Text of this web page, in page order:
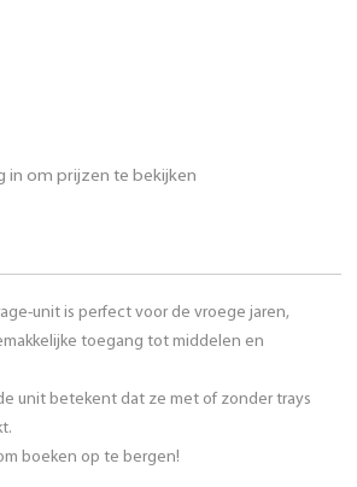
in om prijzen te bekijken
unit is perfect voor de vroege jaren,
toegang tot middelen en
unit betekent dat ze met of zonder trays
boeken op te bergen!